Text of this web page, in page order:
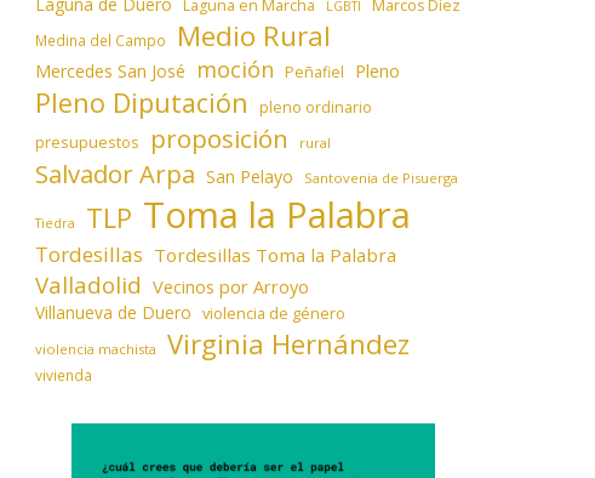
Laguna en Marcha LGBTI Marcos Díez
Medina del Campo Medio Rural
Mercedes San José moción Peñafiel Pleno
Pleno Diputación pleno ordinario
presupuestos proposición rural
Salvador Arpa San Pelayo Santovenia de Pisuerga
Tiedra TLP Toma la Palabra
Tordesillas Tordesillas Toma la Palabra
Valladolid Vecinos por Arroyo
Villanueva de Duero violencia de género
violencia machista Virginia Hernández
vivienda